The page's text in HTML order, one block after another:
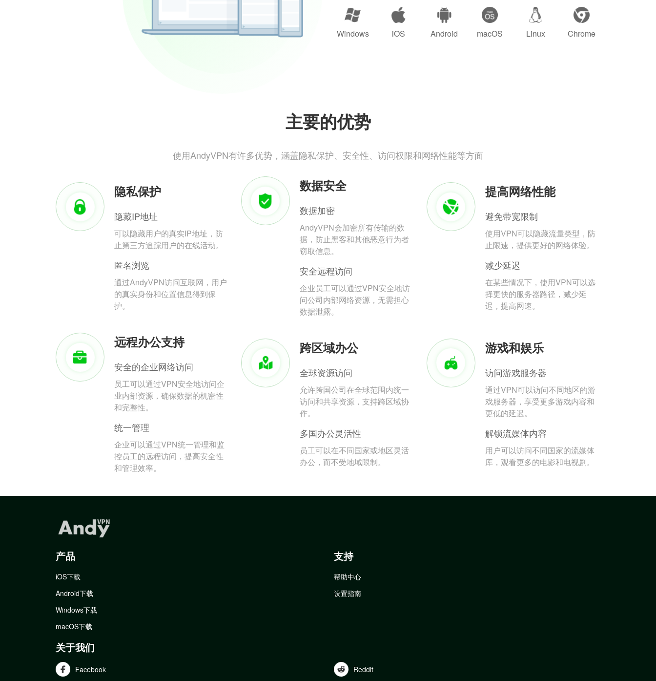
Windows iOS Android macOS Linux Chrome
主要的优势
使用AndyVPN有许多优势，涵盖隐私保护、安全性、访问权限和网络性能等方面
隐私保护
隐藏IP地址
可以隐藏用户的真实IP地址，防
止第三方追踪用户的在线活动。
匿名浏览
通过AndyVPN访问互联网，用户
的真实身份和位置信息得到保
护。
数据安全
数据加密
AndyVPN会加密所有传输的数
据，防止黑客和其他恶意行为者
窃取信息。
安全远程访问
企业员工可以通过VPN安全地访
问公司内部网络资源，无需担心
数据泄露。
提高网络性能
避免带宽限制
使用VPN可以隐藏流量类型，防
止限速，提供更好的网络体验。
减少延迟
在某些情况下，使用VPN可以选
择更快的服务器路径，减少延
迟，提高网速。
远程办公支持
安全的企业网络访问
员工可以通过VPN安全地访问企
业内部资源，确保数据的机密性
和完整性。
统一管理
企业可以通过VPN统一管理和监
控员工的远程访问，提高安全性
和管理效率。
跨区域办公
全球资源访问
允许跨国公司在全球范围内统一
访问和共享资源，支持跨区域协
作。
多国办公灵活性
员工可以在不同国家或地区灵活
办公，而不受地域限制。
游戏和娱乐
访问游戏服务器
通过VPN可以访问不同地区的游
戏服务器，享受更多游戏内容和
更低的延迟。
解锁流媒体内容
用户可以访问不同国家的流媒体
库，观看更多的电影和电视剧。
产品
iOS下载
Android下载
Windows下载
macOS下载
支持
帮助中心
设置指南
关于我们
Facebook Reddit